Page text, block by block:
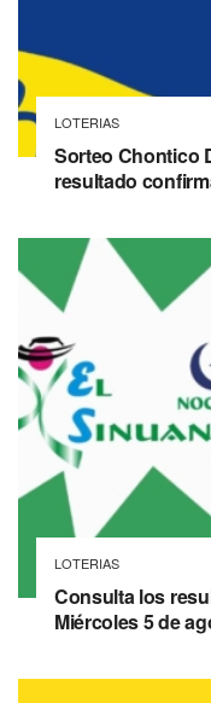
LOTERIAS
Sorteo Chontico
resultado
LOTERIAS
Consulta los
Miércoles 5 de